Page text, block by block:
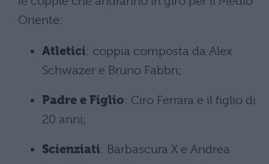
Oriente:
Atletici: coppia composta da Alex
Schwazer e Bruno Fabbri;
Padre e Figlio: Ciro Ferrara e il figlio di
20 anni;
Scienziati: Barbascura X e Andrea